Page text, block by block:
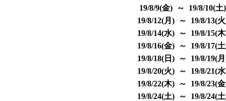
19/8/9(金) ～ 19/8/10(
19/8/12(月) ～ 19/8/13(
19/8/14(水) ～ 19/8/15(
19/8/16(金) ～ 19/8/17(
19/8/18(日) ～ 19/8/19(
19/8/20(火) ～ 19/8/21(
19/8/22(木) ～ 19/8/23(
19/8/24(土) ～ 19/8/24(